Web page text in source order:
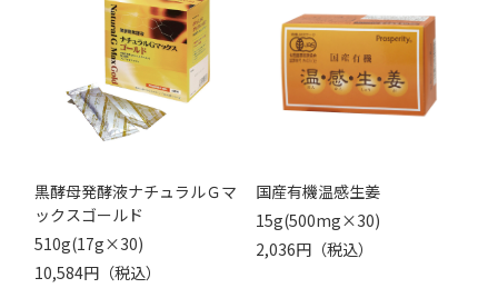
黒酵母発酵液ナチュラルＧマ
ックスゴールド
510g(17g×30)
10,584円（税込）
国産有機温感生姜
15g(500mg×30)
2,036円（税込）